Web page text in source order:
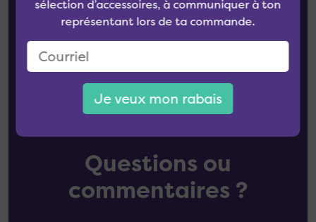
sélection d’accessoires, à communiquer à ton
représentant lors de ta commande.
Je veux mon rabais
Questions ou
commentaires ?